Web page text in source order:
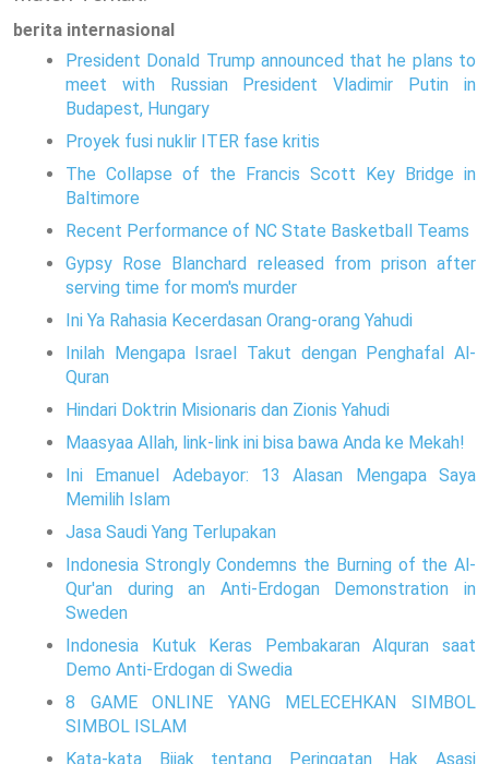
berita internasional
President Donald Trump announced that he plans to
meet with Russian President Vladimir Putin in
Budapest, Hungary
Proyek fusi nuklir ITER fase kritis
The Collapse of the Francis Scott Key Bridge in
Baltimore
Recent Performance of NC State Basketball Teams
Gypsy Rose Blanchard released from prison after
serving time for mom's murder
Ini Ya Rahasia Kecerdasan Orang-orang Yahudi
Inilah Mengapa Israel Takut dengan Penghafal Al-
Quran
Hindari Doktrin Misionaris dan Zionis Yahudi
Maasyaa Allah, link-link ini bisa bawa Anda ke Mekah!
Ini Emanuel Adebayor: 13 Alasan Mengapa Saya
Memilih Islam
Jasa Saudi Yang Terlupakan
Indonesia Strongly Condemns the Burning of the Al-
Qur'an during an Anti-Erdogan Demonstration in
Sweden
Indonesia Kutuk Keras Pembakaran Alquran saat
Demo Anti-Erdogan di Swedia
8 GAME ONLINE YANG MELECEHKAN SIMBOL
SIMBOL ISLAM
Kata-kata Bijak tentang Peringatan Hak Asasi